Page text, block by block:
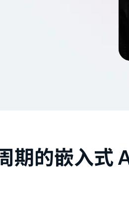
期的嵌入式